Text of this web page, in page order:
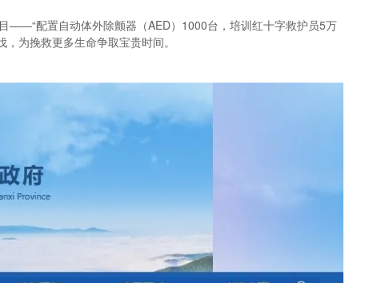
——“配置自动体外除颤器（AED）1000台，培训红十字救护员5万
为挽救更多生命争取宝贵时间。